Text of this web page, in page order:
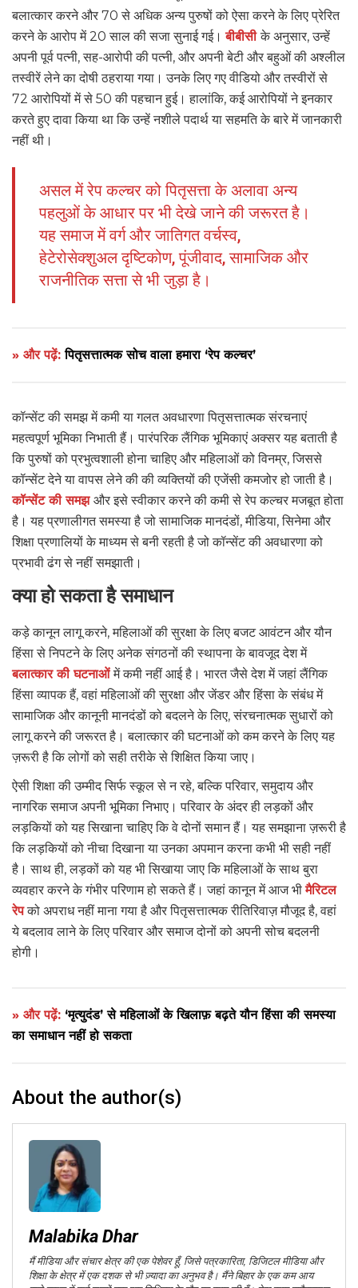
बलात्कार करने और 70 से अधिक अन्य पुरुषों को ऐसा करने के लिए प्रेरित
करने के आरोप में 20 साल की सजा सुनाई गई।बीबीसी के अनुसार, उन्हें
अपनी पूर्व पत्नी, सह-आरोपी की पत्नी, और अपनी बेटी और बहुओं की अश्लील
तस्वीरें लेने का दोषी ठहराया गया। उनके लिए गए वीडियो और तस्वीरों से
72 आरोपियों में से 50 की पहचान हुई। हालांकि, कई आरोपियों ने इनकार
करते हुए दावा किया था कि उन्हें नशीले पदार्थ या सहमति के बारे में जानकारी
नहीं थी।
असल में रेप कल्चर को पितृसत्ता के अलावा अन्य
पहलुओं के आधार पर भी देखे जाने की जरूरत है।
यह समाज में वर्ग और जातिगत वर्चस्व,
हेटेरोसेक्शुअल दृष्टिकोण, पूंजीवाद, सामाजिक और
राजनीतिक सत्ता से भी जुड़ा है।
» और पढ़ें:पितृसत्तात्मक सोच वाला हमारा ‘रेप कल्चर’
कॉन्सेंट की समझ में कमी या गलत अवधारणा पितृसत्तात्मक संरचनाएं
महत्वपूर्ण भूमिका निभाती हैं। पारंपरिक लैंगिक भूमिकाएं अक्सर यह बताती है
कि पुरुषों को प्रभुत्वशाली होना चाहिए और महिलाओं को विनम्र, जिससे
कॉन्सेंट देने या वापस लेने की की व्यक्तियों की एजेंसी कमजोर हो जाती है।
कॉन्सेंट की समझ और इसे स्वीकार करने की कमी से रेप कल्चर मजबूत होता
है। यह प्रणालीगत समस्या है जो सामाजिक मानदंडों, मीडिया, सिनेमा और
शिक्षा प्रणालियों के माध्यम से बनी रहती है जो कॉन्सेंट की अवधारणा को
प्रभावी ढंग से नहीं समझाती।
क्या हो सकता है समाधान
कड़े कानून लागू करने, महिलाओं की सुरक्षा के लिए बजट आवंटन और यौन
हिंसा से निपटने के लिए अनेक संगठनों की स्थापना के बावजूद देश में
बलात्कार की घटनाओंमें कमी नहीं आई है। भारत जैसे देश में जहां लैंगिक
हिंसा व्यापक हैं, वहां महिलाओं की सुरक्षा और जेंडर और हिंसा के संबंध में
सामाजिक और कानूनी मानदंडों को बदलने के लिए, संरचनात्मक सुधारों को
लागू करने की जरूरत है। बलात्कार की घटनाओं को कम करने के लिए यह
ज़रूरी है कि लोगों को सही तरीके से शिक्षित किया जाए।
ऐसी शिक्षा की उम्मीद सिर्फ स्कूल से न रहे, बल्कि परिवार, समुदाय और
नागरिक समाज अपनी भूमिका निभाए। परिवार के अंदर ही लड़कों और
लड़कियों को यह सिखाना चाहिए कि वे दोनों समान हैं। यह समझाना ज़रूरी है
कि लड़कियों को नीचा दिखाना या उनका अपमान करना कभी भी सही नहीं
है। साथ ही, लड़कों को यह भी सिखाया जाए कि महिलाओं के साथ बुरा
व्यवहार करने के गंभीर परिणाम हो सकते हैं। जहां कानून में आज भीमैरिटल
रेपको अपराध नहीं माना गया है और पितृसत्तात्मक रीतिरिवाज़ मौजूद है, वहां
ये बदलाव लाने के लिए परिवार और समाज दोनों को अपनी सोच बदलनी
होगी।
» और पढ़ें: ‘मृत्युदंड’ से महिलाओं के खिलाफ़ बढ़ते यौन हिंसा की समस्या
का समाधान नहीं हो सकता
About the author(s)
Malabika Dhar
मैं मीडिया और संचार क्षेत्र की एक पेशेवर हूँ, जिसे पत्रकारिता, डिजिटल मीडिया और
शिक्षा के क्षेत्र में एक दशक से भी ज़्यादा का अनुभव है। मैंने बिहार के एक कम आय